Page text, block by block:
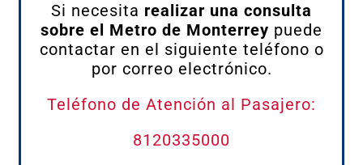
Si necesita realizar una consulta
sobre el Metro de Monterrey puede
contactar en el siguiente teléfono o
por correo electrónico.
Teléfono de Atención al Pasajero:
8120335000